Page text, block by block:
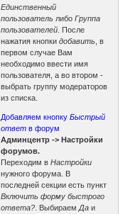
Единственный
пользователь либоГруппа
пользователей . После
нажатия кнопкидобавить , в
первом случае Вам
необходимо ввести имя
пользователя, а во втором -
выбрать группу модераторов
из списка.
Добавляем кнопкуБыстрый
ответ в форум
Админцентр -> Настройки
форумов.
Переходим вНастройки
нужного форума. В
последней секции есть пункт
Включить форму быстрого
ответа? . ВыбираемДа и